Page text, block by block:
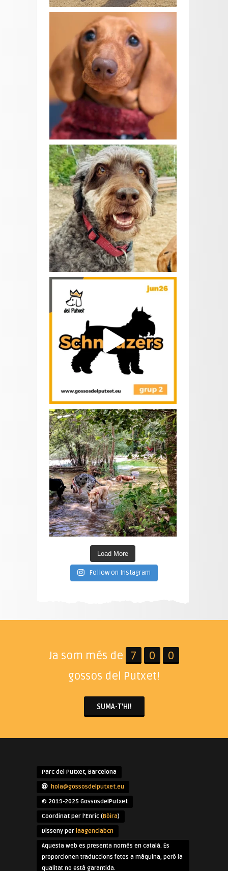
Load More
Follow on Instagram
Ja som més de 7 0
0
gossos del Putxet!
SUMA-T'HI!
Parc del Putxet, Barcelona
hola@gossosdelputxet.eu
© 2019-2025 GossosdelPutxet
Coordinat per l'Enric (Bòira)
Disseny per laagenciabcn
Aquesta web es presenta només en català. Es
proporcionen traduccions fetes a màquina, però la
qualitat no està garantida.